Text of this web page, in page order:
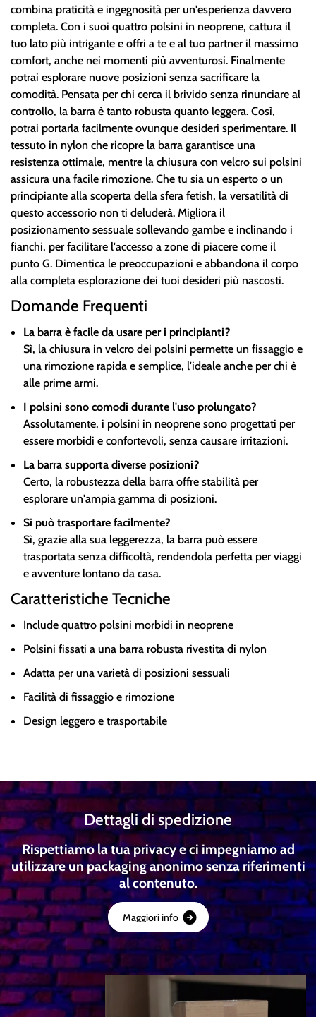
combina praticità e ingegnosità per un'esperienza davvero
completa. Con i suoi quattro polsini in neoprene, cattura il
tuo lato più intrigante e offri a te e al tuo partner il massimo
comfort, anche nei momenti più avventurosi. Finalmente
potrai esplorare nuove posizioni senza sacrificare la
comodità. Pensata per chi cerca il brivido senza rinunciare al
controllo, la barra è tanto robusta quanto leggera. Così,
potrai portarla facilmente ovunque desideri sperimentare. Il
tessuto in nylon che ricopre la barra garantisce una
resistenza ottimale, mentre la chiusura con velcro sui polsini
assicura una facile rimozione. Che tu sia un esperto o un
principiante alla scoperta della sfera fetish, la versatilità di
questo accessorio non ti deluderà. Migliora il
posizionamento sessuale sollevando gambe e inclinando i
fianchi, per facilitare l'accesso a zone di piacere come il
punto G. Dimentica le preoccupazioni e abbandona il corpo
alla completa esplorazione dei tuoi desideri più nascosti.
Domande Frequenti
La barra è facile da usare per i principianti?
Sì, la chiusura in velcro dei polsini permette un fissaggio e
una rimozione rapida e semplice, l'ideale anche per chi è
alle prime armi.
I polsini sono comodi durante l'uso prolungato?
Assolutamente, i polsini in neoprene sono progettati per
essere morbidi e confortevoli, senza causare irritazioni.
La barra supporta diverse posizioni?
Certo, la robustezza della barra offre stabilità per
esplorare un'ampia gamma di posizioni.
Si può trasportare facilmente?
Sì, grazie alla sua leggerezza, la barra può essere
trasportata senza difficoltà, rendendola perfetta per viaggi
e avventure lontano da casa.
Caratteristiche Tecniche
Include quattro polsini morbidi in neoprene
Polsini fissati a una barra robusta rivestita di nylon
Adatta per una varietà di posizioni sessuali
Facilità di fissaggio e rimozione
Design leggero e trasportabile
Dettagli di spedizione
Rispettiamo la tua privacy e ci impegniamo ad
utilizzare un packaging anonimo senza riferimenti
al contenuto.
Maggioriinfo